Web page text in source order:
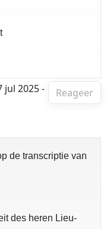
Reageer
jul 2025 -
de transcriptie van
des heren Lieu-